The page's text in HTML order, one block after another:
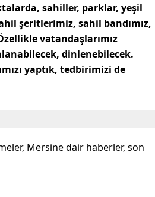
sahiller, parklar, yeşil
şeritlerimiz, sahil bandımız,
vatandaşlarımız
dinlenebilecek.
yaptık, tedbirimizi de
Mersine dair haberler, son